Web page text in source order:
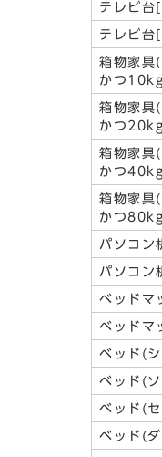
テレビ台
テレビ台
箱物家具
かつ
箱物家具
かつ
箱物家具
かつ
箱物家具
かつ
パソコン
パソコン
ベッド
ベッド
ベッド(
ベッド(
ベッド(
ベッド(